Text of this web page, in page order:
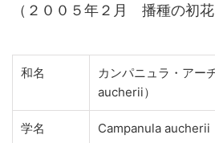
（２００５年２月 播種の初花
和名
カンパニュラ・アー
aucherii）
学名 Campanula aucherii